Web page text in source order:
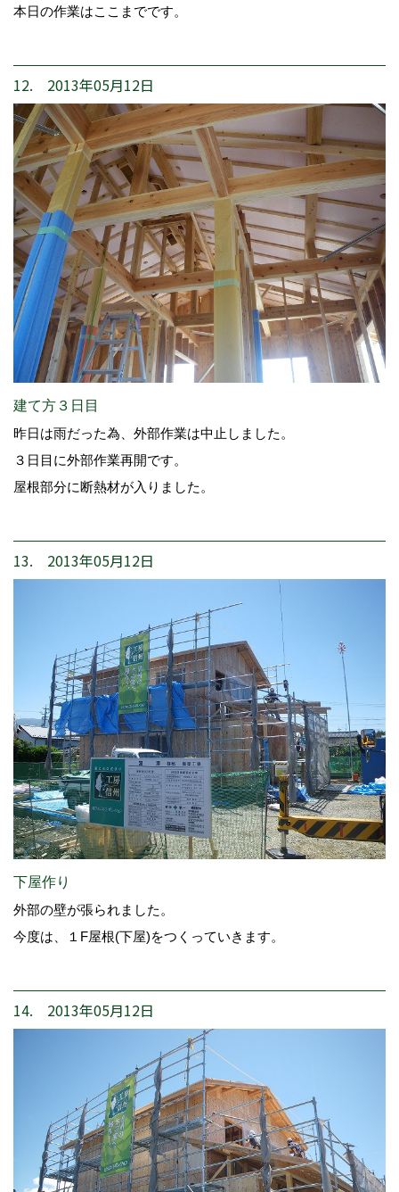
本日の作業はここまでです。
12. 2013年05月12日
建て方３日目
昨日は雨だった為、外部作業は中止しました。
３日目に外部作業再開です。
屋根部分に断熱材が入りました。
13. 2013年05月12日
下屋作り
外部の壁が張られました。
今度は、１F屋根(下屋)をつくっていきます。
14. 2013年05月12日